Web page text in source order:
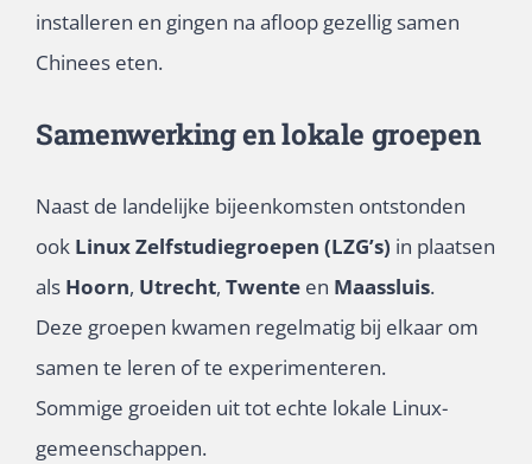
installeren en gingen na afloop gezellig samen
Chinees eten.
Samenwerking en lokale groepen
Naast de landelijke bijeenkomsten ontstonden
ook Linux Zelfstudiegroepen (LZG’s) in plaatsen
als Hoorn, Utrecht, Twenteen Maassluis.
Deze groepen kwamen regelmatig bij elkaar om
samen te leren of te experimenteren.
Sommige groeiden uit tot echte lokale Linux-
gemeenschappen.